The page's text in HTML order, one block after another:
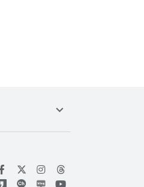
keyboard_arrow_down
위키트리 페이스북위키트리 인스타그램